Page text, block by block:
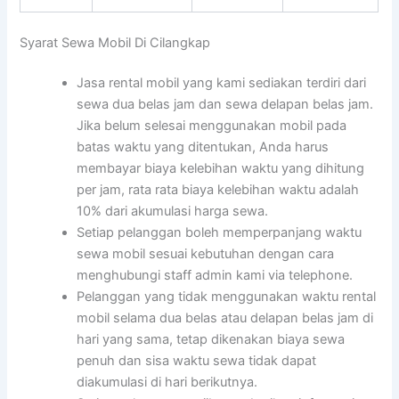
Syarat Sewa Mobil Di Cilangkap
Jasa rental mobil yang kami sediakan terdiri dari
sewa dua belas jam dan sewa delapan belas jam.
Jika belum selesai menggunakan mobil pada
batas waktu yang ditentukan, Anda harus
membayar biaya kelebihan waktu yang dihitung
per jam, rata rata biaya kelebihan waktu adalah
10% dari akumulasi harga sewa.
Setiap pelanggan boleh memperpanjang waktu
sewa mobil sesuai kebutuhan dengan cara
menghubungi staff admin kami via telephone.
Pelanggan yang tidak menggunakan waktu rental
mobil selama dua belas atau delapan belas jam di
hari yang sama, tetap dikenakan biaya sewa
penuh dan sisa waktu sewa tidak dapat
diakumulasi di hari berikutnya.